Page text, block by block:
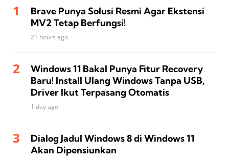
Brave Punya Solusi Resmi Agar Ekstensi
MV2 Tetap Berfungsi!
21 hours ago
Windows 11 Bakal Punya Fitur Recovery
Baru! Install Ulang Windows Tanpa USB,
Driver Ikut Terpasang Otomatis
1 day ago
Dialog Jadul Windows 8 di Windows 11
Akan Dipensiunkan